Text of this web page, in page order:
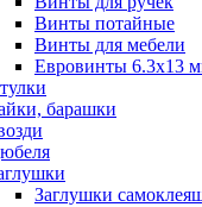
Винты потайные
Винты для мебели
Евровинты 6.3х13
барашки
Заглушки